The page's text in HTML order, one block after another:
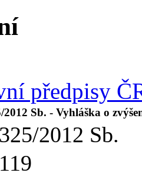
předpisy
2012 Sb. - Vyhláška o
325/2012 Sb.
119